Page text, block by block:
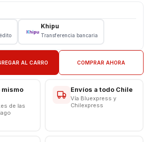
mAh
19.3Wh
4.4v
EN TIENDA
Khipu
Transferencia bancaria
AL CARRO COMPRAR AHORA
mismo
de las
Envíos a todo Chile
Vía Bluexpress y
Chilexpress